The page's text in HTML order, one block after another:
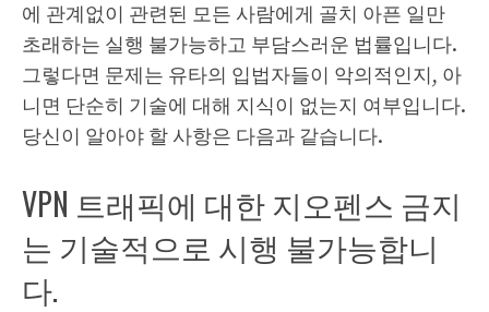
에 관계없이 관련된 모든 사람에게 골치 아픈 일만
초래하는 실행 불가능하고 부담스러운 법률입니다.
그렇다면 문제는 유타의 입법자들이 악의적인지, 아
니면 단순히 기술에 대해 지식이 없는지 여부입니다.
당신이 알아야 할 사항은 다음과 같습니다.
VPN 트래픽에 대한 지오펜스 금지
는 기술적으로 시행 불가능합니
다.